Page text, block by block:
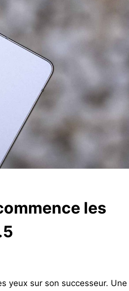
les
yeux sur son successeur. Une